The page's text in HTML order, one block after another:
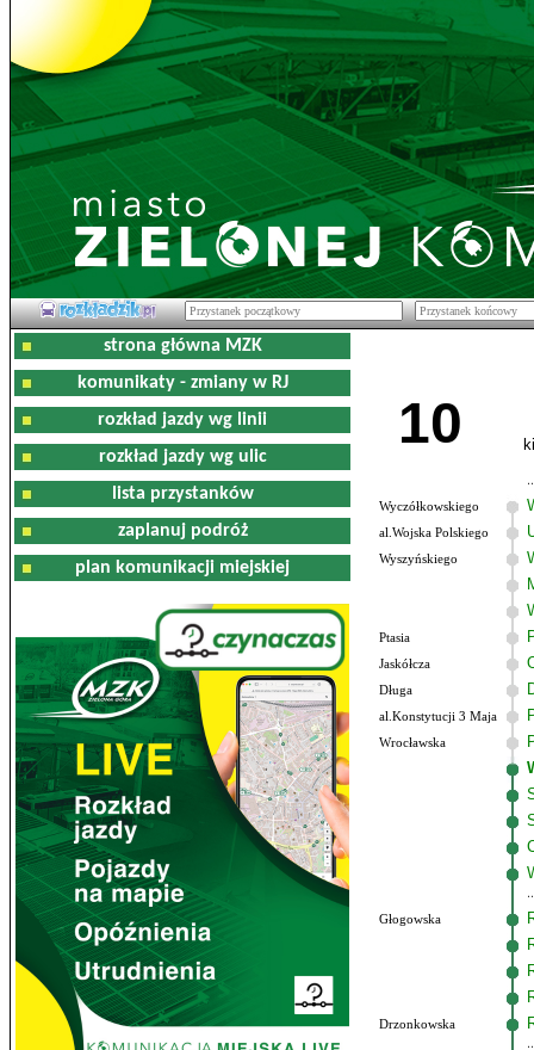
strona główna MZK
komunikaty - zmiany w RJ
rozkład jazdy wg linii
rozkład jazdy wg ulic
lista przystanków
zaplanuj podróż
plan komunikacji miejskiej
10
Wyczółkowskiego
al.Wojska Polskiego
Wyszyńskiego
Ptasia
Jaskółcza
Długa
al.Konstytucji 3 Maja
Wrocławska
Głogowska
Drzonkowska